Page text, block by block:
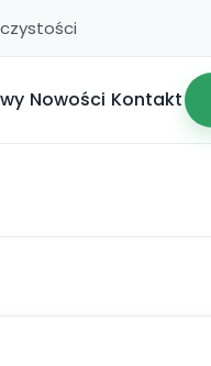
Nowości Kontakt